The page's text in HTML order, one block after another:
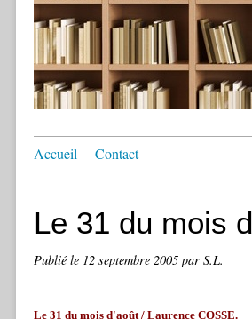
Accueil Contact
Le 31 du mois
Publié le 12 septembre 2005 par S.L.
Le 31 du mois d'août / Laurence COSSE.